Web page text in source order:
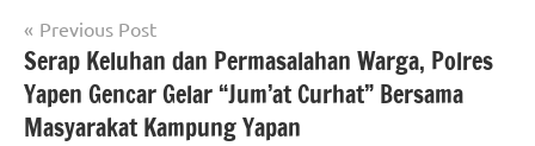
Navigasi
pos
Previous Post
Serap Keluhan dan Permasalahan Warga, Polres
Yapen Gencar Gelar “Jum’at Curhat” Bersama
Masyarakat Kampung Yapan